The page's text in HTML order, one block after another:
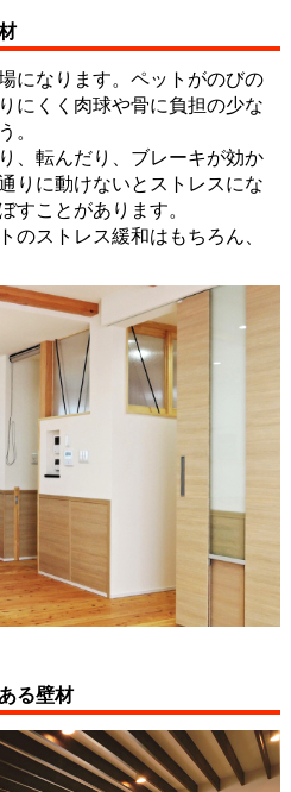
になります。ペットがのびの
にくく肉球や骨に負担の少な
。
、転んだり、ブレーキが効か
りに動けないとストレスにな
すことがあります。
のストレス緩和はもちろん、
る壁材